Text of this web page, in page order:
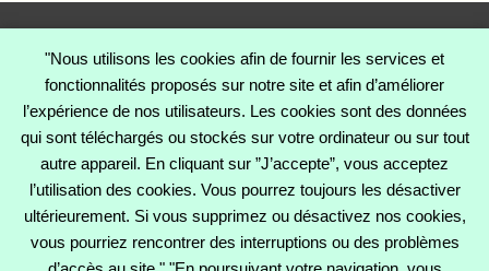
Lettre d'informations
CATÉGORIES 
"Nous utilisons les cookies afin de fournir les services et
fonctionnalités proposés sur notre site et afin d’améliorer
l’expérience de nos utilisateurs. Les cookies sont des données
qui sont téléchargés ou stockés sur votre ordinateur ou sur tout
autre appareil. En cliquant sur ”J’accepte”, vous acceptez
l’utilisation des cookies. Vous pourrez toujours les désactiver
ultérieurement. Si vous supprimez ou désactivez nos cookies,
vous pourriez rencontrer des interruptions ou des problèmes